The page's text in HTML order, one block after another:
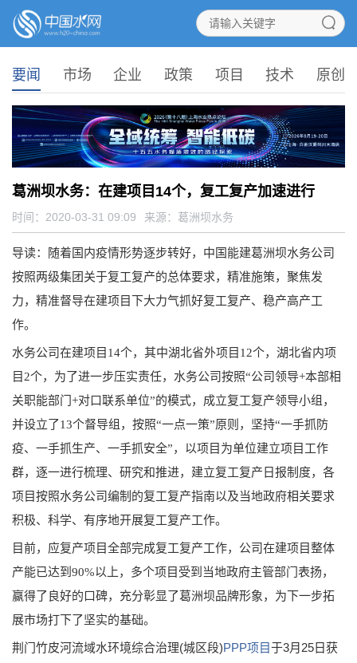
要闻 市场 企业 政策 项目 技术 原创
葛洲坝水务：在建项目14个，复工复产加速进行
时间：2020-03-31 09:09 来源： 葛洲坝水务
导读：
随着国内疫情形势逐步转好，中国能建葛洲坝水务公司
按照两级集团关于复工复产的总体要求，精准施策，聚焦发
力，精准督导在建项目下大力气抓好复工复产、稳产高产工
作。
水务公司在建项目14个，其中湖北省外项目12个，湖北省内项
目2个，为了进一步压实责任，水务公司按照“公司领导+本部相
关职能部门+对口联系单位”的模式，成立复工复产领导小组，
并设立了13个督导组，按照“一点一策”原则，坚持“一手抓防
疫、一手抓生产、一手抓安全”，以项目为单位建立项目工作
群，逐一进行梳理、研究和推进，建立复工复产日报制度，各
项目按照水务公司编制的复工复产指南以及当地政府相关要求
积极、科学、有序地开展复工复产工作。
目前，应复产项目全部完成复工复产工作，公司在建项目整体
产能已达到90%以上，多个项目受到当地政府主管部门表扬，
赢得了良好的口碑，充分彰显了葛洲坝品牌形象，为下一步拓
展市场打下了坚实的基础。
荆门竹皮河流域水环境综合治理(城区段)PPP项目于3月25日获